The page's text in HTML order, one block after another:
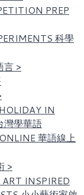
PREP
科學
言 >
IN
學華語
華語線上
>
INSPIRED